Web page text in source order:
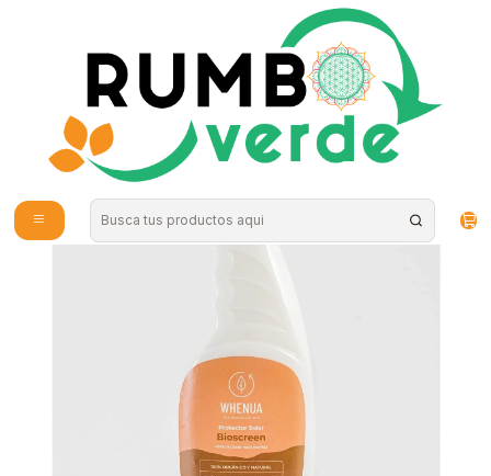
Envío gratis por compras sobre los 59.990 en la provincia de Santiago
Whenua - Bio Screen 500cc